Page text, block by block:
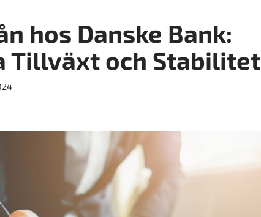
hos Danske Bank:
Tillväxt och Stabilitet